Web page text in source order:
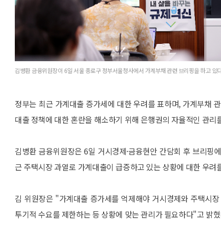
김병환 금융위원장이 6일 서울 종로구 정부서울청사에서 가계부채 관련 브리핑을 하고 있
정부는 최근 가계대출 증가세에 대한 우려를 표하며, 가계부채
대출 정책에 대한 혼란을 해소하기 위해 은행권의 자율적인 관리
김병환 금융위원장은 6일 거시경제·금융현안 간담회 후 브리
근 주택시장 과열로 가계대출이 급증하고 있는 상황에 대한 우려
김 위원장은 "가계대출 증가세를 억제해야 거시경제와 주택시
투기적 수요를 제한하는 등 상황에 맞는 관리가 필요하다"고 밝